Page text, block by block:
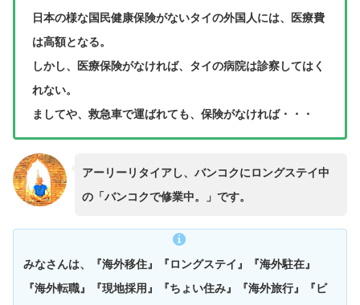
日本の様な国民健康保険がないタイの外国人には、医療費
は高額となる。
しかし、医療保険がなければ、タイの病院は診察してはく
れない。
ましてや、救急車で運ばれても、保険がなければ・・・
アーリーリタイアし、バンコクにロングステイ中
の「バンコクで修業中。」です。
みなさんは、『海外移住』『ロングステイ』『海外駐在』
『海外転職』『現地採用』『ちょい住み』『海外旅行』『ビ